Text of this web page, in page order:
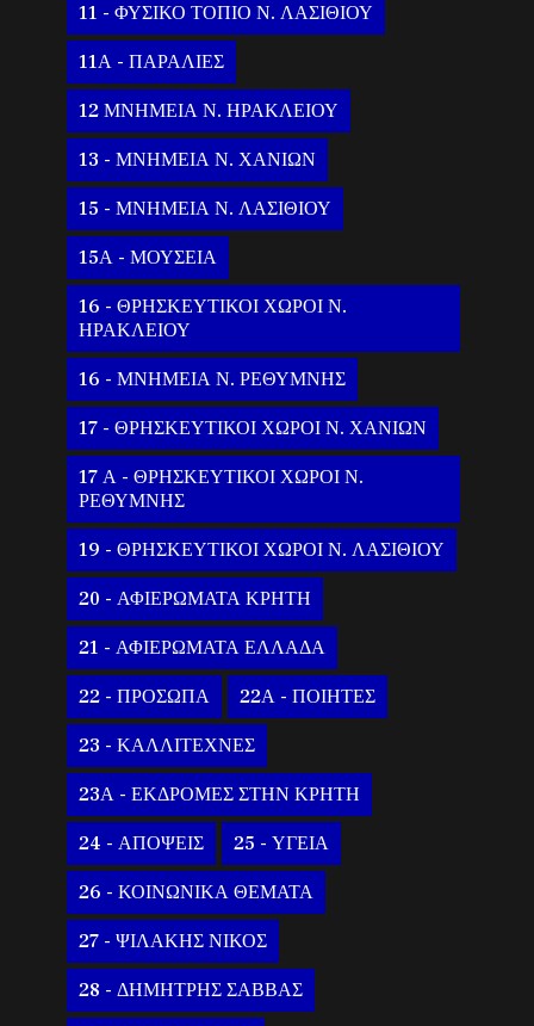
11 - ΦΥΣΙΚΟ ΤΟΠΙΟ Ν. ΛΑΣΙΘΙΟΥ
11Α - ΠΑΡΑΛΙΕΣ
12 ΜΝΗΜΕΙΑ Ν. ΗΡΑΚΛΕΙΟΥ
13 - ΜΝΗΜΕΙΑ Ν. ΧΑΝΙΩΝ
15 - ΜΝΗΜΕΙΑ Ν. ΛΑΣΙΘΙΟΥ
15Α - ΜΟΥΣΕΙΑ
16 - ΘΡΗΣΚΕΥΤΙΚΟΙ ΧΩΡΟΙ Ν.
ΗΡΑΚΛΕΙΟΥ
16 - ΜΝΗΜΕΙΑ Ν. ΡΕΘΥΜΝΗΣ
17 - ΘΡΗΣΚΕΥΤΙΚΟΙ ΧΩΡΟΙ Ν. ΧΑΝΙΩΝ
17 Α - ΘΡΗΣΚΕΥΤΙΚΟΙ ΧΩΡΟΙ Ν.
ΡΕΘΥΜΝΗΣ
19 - ΘΡΗΣΚΕΥΤΙΚΟΙ ΧΩΡΟΙ Ν. ΛΑΣΙΘΙΟΥ
20 - ΑΦΙΕΡΩΜΑΤΑ ΚΡΗΤΗ
21 - ΑΦΙΕΡΩΜΑΤΑ ΕΛΛΑΔΑ
22 - ΠΡΟΣΩΠΑ 22Α - ΠΟΙΗΤΕΣ
23 - ΚΑΛΛΙΤΕΧΝΕΣ
23Α - ΕΚΔΡΟΜΕΣ ΣΤΗΝ ΚΡΗΤΗ
24 - ΑΠΟΨΕΙΣ 25 - ΥΓΕΙΑ
26 - ΚΟΙΝΩΝΙΚΑ ΘΕΜΑΤΑ
27 - ΨΙΛΑΚΗΣ ΝΙΚΟΣ
28 - ΔΗΜΗΤΡΗΣ ΣΑΒΒΑΣ